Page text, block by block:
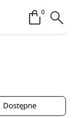
0Koszyk /
Dostępne